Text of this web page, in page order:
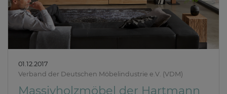
01.12.2017
Verband der Deutschen Möbelindustrie e.V. (VDM)
Massivholzmöbel der Hartmann